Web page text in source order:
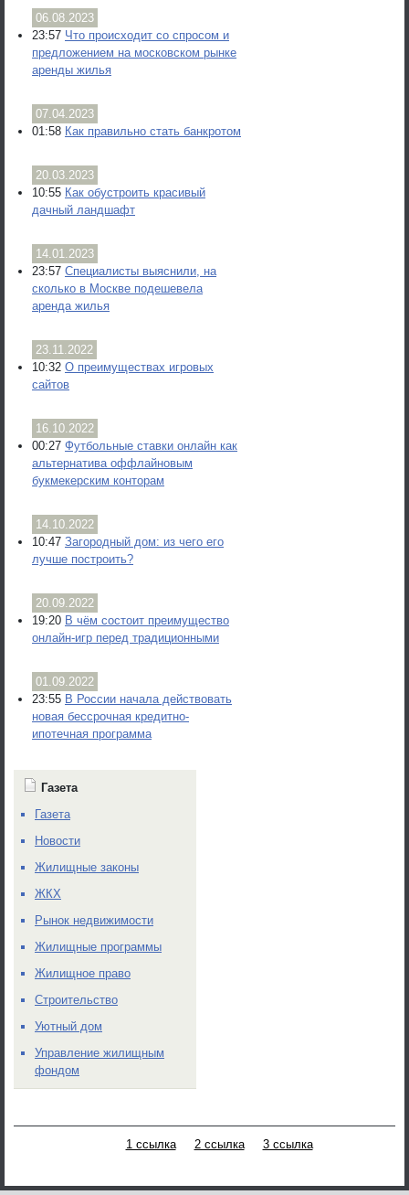
06.08.2023
23:57 Что происходит со спросом и
предложением на московском рынке
аренды жилья
07.04.2023
01:58 Как правильно стать банкротом
20.03.2023
10:55 Как обустроить красивый
дачный ландшафт
14.01.2023
23:57 Специалисты выяснили, на
сколько в Москве подешевела
аренда жилья
23.11.2022
10:32 О преимуществах игровых
сайтов
16.10.2022
00:27 Футбольные ставки онлайн как
альтернатива оффлайновым
букмекерским конторам
14.10.2022
10:47 Загородный дом: из чего его
лучше построить?
20.09.2022
19:20 В чём состоит преимущество
онлайн-игр перед традиционными
01.09.2022
23:55 В России начала действовать
новая бессрочная кредитно-
ипотечная программа
Газета
Газета
Новости
Жилищные законы
ЖКХ
Рынок недвижимости
Жилищные программы
Жилищное право
Строительство
Уютный дом
Управление жилищным
фондом
1 ссылка 2 ссылка 3 ссылка